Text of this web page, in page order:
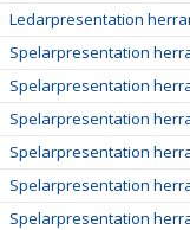
Ledarpresentation
Spelarpresentation
Spelarpresentation
Spelarpresentation
Spelarpresentation
Spelarpresentation
Spelarpresentation